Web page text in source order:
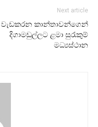
Next article
වැඩකරන කාන්තාවන්ගෙන්
දිගාමඩුල්ලට ළමා සුරැකුම්
මධ්‍යස්ථාන